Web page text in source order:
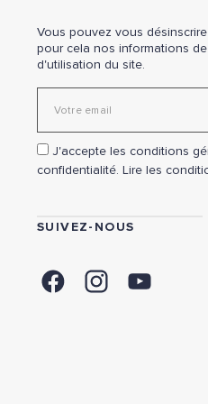
Vous pouvez vous
pour cela nos informations
d'utilisation du site.
J'accepte les conditions
confidentialité. Lire les
SUIVEZ-NOUS
FACEBOOKINSTAGRAM